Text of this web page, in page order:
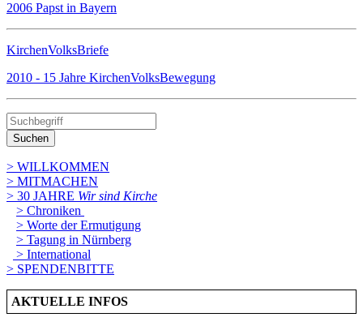
2006 Papst in Bayern
KirchenVolksBriefe
2010 - 15 Jahre KirchenVolksBewegung
Suchen
> WILLKOMMEN
> MITMACHEN
> 30 JAHRE Wir sind Kirche
> Chroniken
> Worte der Ermutigung
> Tagung in Nürnberg
> International
> SPENDENBITTE
AKTUELLE INFOS